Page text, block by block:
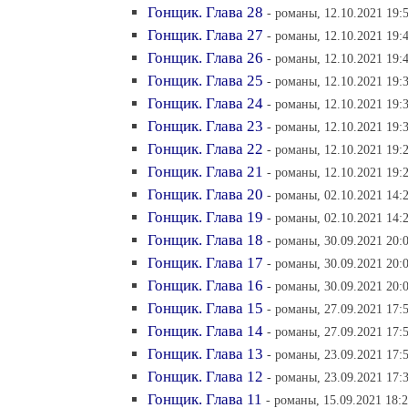
Гонщик. Глава 28 - романы, 12.10.2021
Гонщик. Глава 27 - романы, 12.10.2021
Гонщик. Глава 26 - романы, 12.10.2021
Гонщик. Глава 25 - романы, 12.10.2021
Гонщик. Глава 24 - романы, 12.10.2021
Гонщик. Глава 23 - романы, 12.10.2021
Гонщик. Глава 22 - романы, 12.10.2021
Гонщик. Глава 21 - романы, 12.10.2021
Гонщик. Глава 20 - романы, 02.10.2021
Гонщик. Глава 19 - романы, 02.10.2021
Гонщик. Глава 18 - романы, 30.09.2021
Гонщик. Глава 17 - романы, 30.09.2021
Гонщик. Глава 16 - романы, 30.09.2021
Гонщик. Глава 15 - романы, 27.09.2021
Гонщик. Глава 14 - романы, 27.09.2021
Гонщик. Глава 13 - романы, 23.09.2021
Гонщик. Глава 12 - романы, 23.09.2021
Гонщик. Глава 11 - романы, 15.09.2021